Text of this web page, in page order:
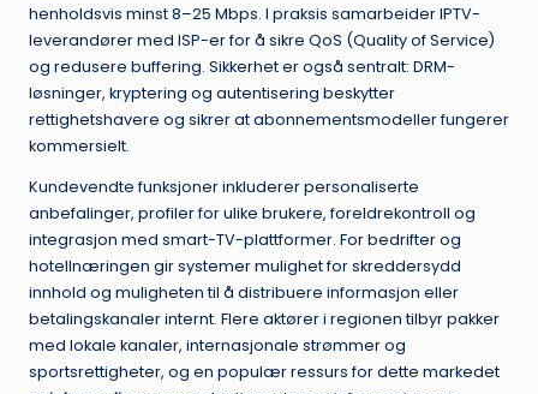
henholdsvis minst 8–25 Mbps. I praksis samarbeider IPTV-
leverandører med ISP-er for å sikre QoS (Quality of Service)
og redusere buffering. Sikkerhet er også sentralt: DRM-
løsninger, kryptering og autentisering beskytter
rettighetshavere og sikrer at abonnementsmodeller fungerer
kommersielt.
Kundevendte funksjoner inkluderer personaliserte
anbefalinger, profiler for ulike brukere, foreldrekontroll og
integrasjon med smart-TV-plattformer. For bedrifter og
hotellnæringen gir systemer mulighet for skreddersydd
innhold og muligheten til å distribuere informasjon eller
betalingskanaler internt. Flere aktører i regionen tilbyr pakker
med lokale kanaler, internasjonale strømmer og
sportsrettigheter, og en populær ressurs for dette markedet